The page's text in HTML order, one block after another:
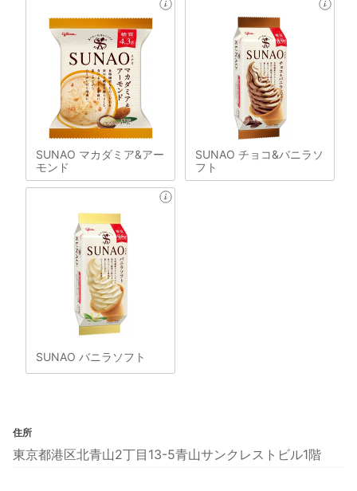
SUNAO マカダミア&アー
モンド
SUNAO チョコ&バニラソ
フト
SUNAO バニラソフト
住所
東京都港区北青山2丁目13-5青山サンクレストビル1階